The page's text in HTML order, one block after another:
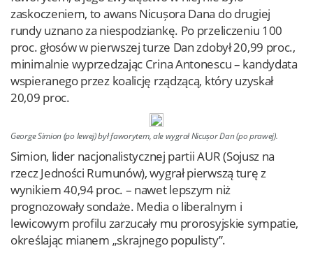
zaskoczeniem, to awans Nicușora Dana do drugiej
rundy uznano za niespodziankę. Po przeliczeniu 100
proc. głosów w pierwszej turze Dan zdobył 20,99 proc.,
minimalnie wyprzedzając Crina Antonescu – kandydata
wspieranego przez koalicję rządzącą, który uzyskał
20,09 proc.
George Simion (po lewej) był faworytem, ale wygrał Nicușor Dan (po prawej).
Simion, lider nacjonalistycznej partii AUR (Sojusz na
rzecz Jedności Rumunów), wygrał pierwszą turę z
wynikiem 40,94 proc. – nawet lepszym niż
prognozowały sondaże. Media o liberalnym i
lewicowym profilu zarzucały mu prorosyjskie sympatie,
określając mianem „skrajnego populisty”.